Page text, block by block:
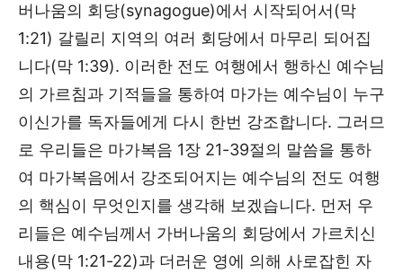
버나움의 회당(synagogue)에서 시작되어서(막
1:21) 갈릴리 지역의 여러 회당에서 마무리 되어집
니다(막 1:39). 이러한 전도 여행에서 행하신 예수님
의 가르침과 기적들을 통하여 마가는 예수님이 누구
이신가를 독자들에게 다시 한번 강조합니다. 그러므
로 우리들은 마가복음 1장 21-39절의 말씀을 통하
여 마가복음에서 강조되어지는 예수님의 전도 여행
의 핵심이 무엇인지를 생각해 보겠습니다. 먼저 우
리들은 예수님께서 가버나움의 회당에서 가르치신
내용(막 1:21-22)과 더러운 영에 의해 사로잡힌 자